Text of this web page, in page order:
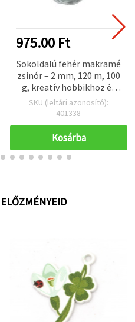
975.00 Ft
Sokoldalú fehér makramé
zsinór – 2 mm, 120 m, 100
g, kreatív hobbikhoz és
dekorációhoz
SKU (leltári azonosító):
401338
Kosárba